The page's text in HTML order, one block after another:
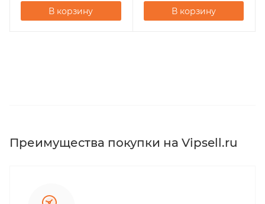
В корзину В корзину
Преимущества покупки на Vipsell.ru